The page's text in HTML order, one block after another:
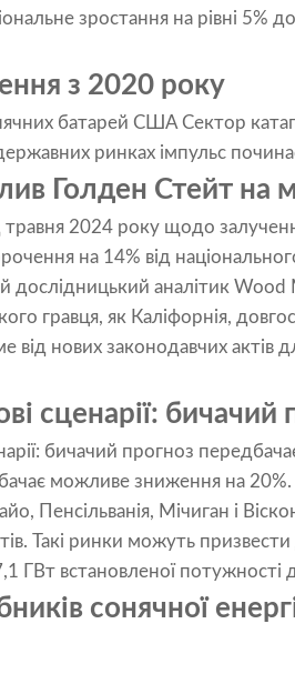
зростання на рівні
з 2020 року
батарей США Сектор
ринках імпульс
Голден Стейт на
2024 року щодо
на 14% від
дослідницький аналітик Wood
гравця, як Каліфорнія,
від нових законодавчих актів
сценарії:
бичачий прогноз
можливе зниження на 20%.
Пенсільванія, Мічиган і
Такі ринки можуть
ГВт встановленої потужності
сонячної